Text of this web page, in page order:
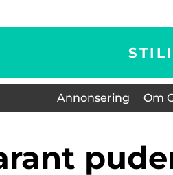
Annonsering Om